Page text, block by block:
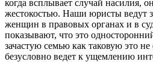
когда всплывает случай насилия,
жестокостью. Наши юристы ведут
женщин в правовых органах и в
показывают, что это
зачастую семью как таковую это не
безусловно ведет к ущемлению